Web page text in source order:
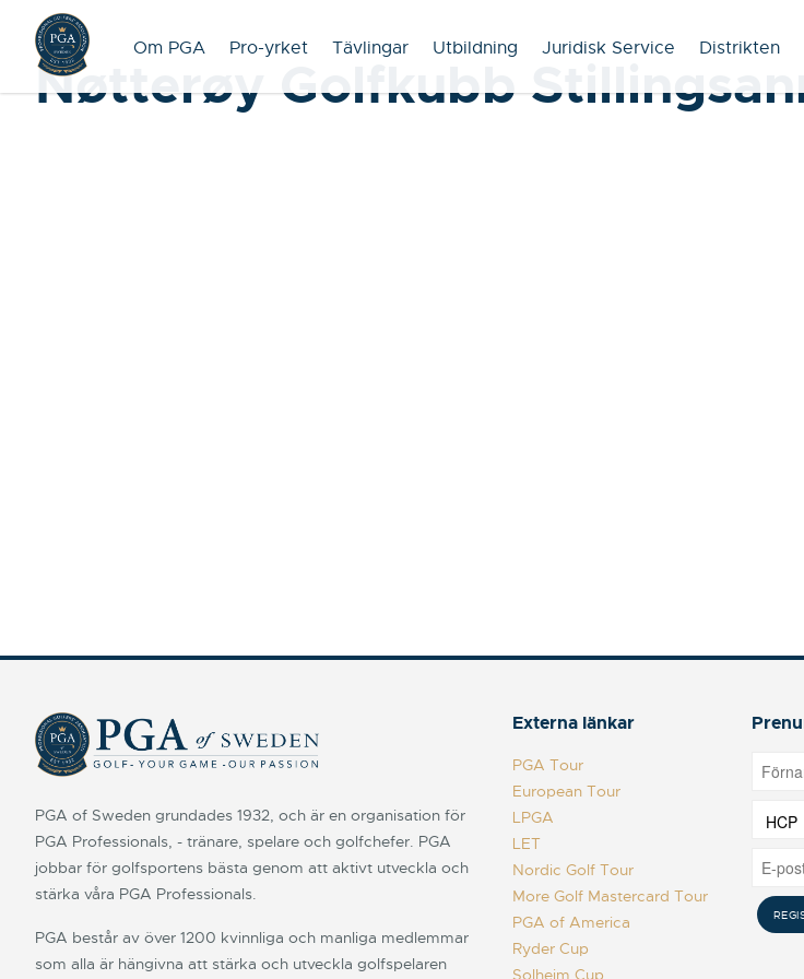
Om PGA Pro-yrket Tävlingar Utbildning Juridisk Service Distrikten
Nøtterøy Golfkubb
PGA of Sweden grundades 1932, och är en organisation för
PGA Professionals, - tränare, spelare och golfchefer. PGA
jobbar för golfsportens bästa genom att aktivt utveckla och
stärka våra PGA Professionals.
PGA består av över 1200 kvinnliga och manliga medlemmar
som alla är hängivna att stärka och utveckla golfspelaren
Externa länkar
PGA Tour
European Tour
LPGA
LET
Nordic Golf Tour
More Golf Mastercard Tour
PGA of America
Ryder Cup
Solheim Cup